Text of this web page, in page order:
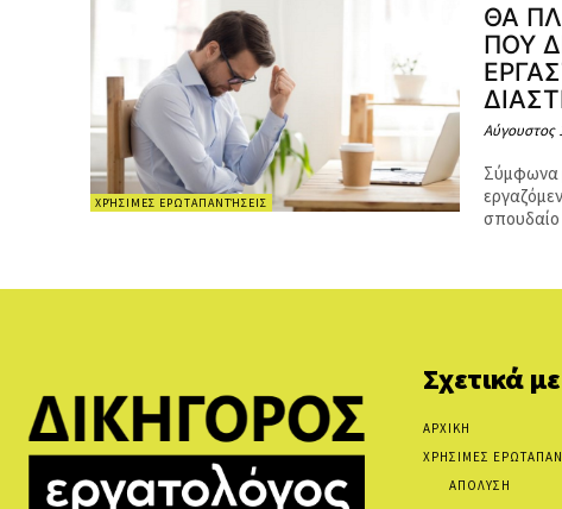
ΧΡΉΣΙΜΕΣ ΕΡΩΤΑΠΑΝΤΉΣΕΙΣ
ΘΑ
ΠΟΥ
Αύγουστος
Σύμφωνα
σπουδαίο
Σχετικά
ΑΡΧΙΚΗ
ΧΡΗΣΙΜΕΣ
ΑΠΟΛΥΣΗ